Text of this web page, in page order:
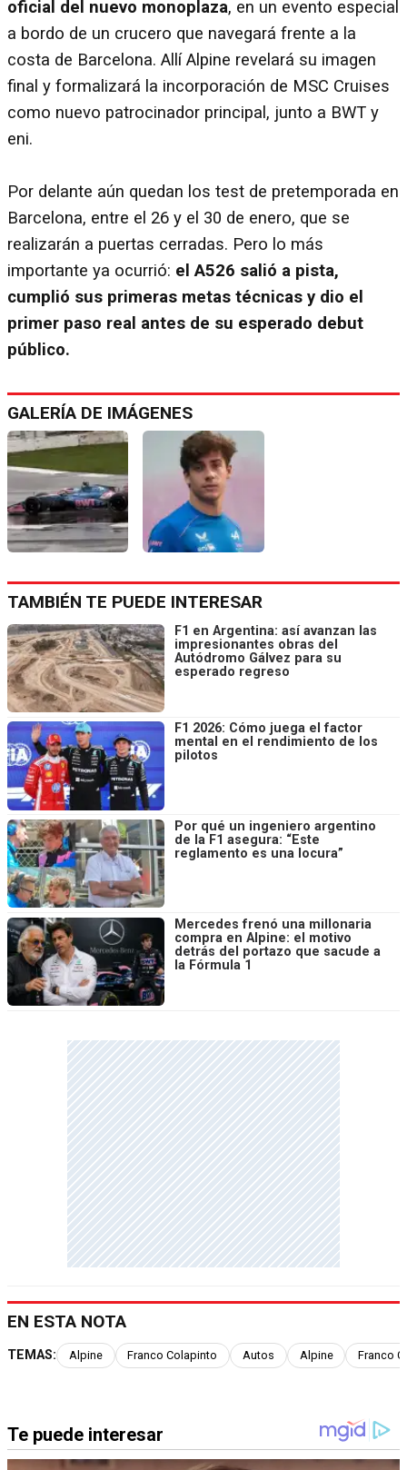
oficial del nuevo monoplaza, en un evento especial
a bordo de un crucero que navegará frente a la
costa de Barcelona. Allí Alpine revelará su imagen
final y formalizará la incorporación de MSC Cruises
como nuevo patrocinador principal, junto a BWT y
eni.
Por delante aún quedan los test de pretemporada en
Barcelona, entre el 26 y el 30 de enero, que se
realizarán a puertas cerradas. Pero lo más
importante ya ocurrió: el A526 salió a pista,
cumplió sus primeras metas técnicas y dio el
primer paso real antes de su esperado debut
público.
GALERÍA DE IMÁGENES
TAMBIÉN TE PUEDE INTERESAR
F1 en Argentina: así avanzan las
impresionantes obras del
Autódromo Gálvez para su
esperado regreso
F1 2026: Cómo juega el factor
mental en el rendimiento de los
pilotos
Por qué un ingeniero argentino
de la F1 asegura: “Este
reglamento es una locura”
Mercedes frenó una millonaria
compra en Alpine: el motivo
detrás del portazo que sacude a
la Fórmula 1
EN ESTA NOTA
TEMAS: Alpine Franco Colapinto Autos Alpine Franco